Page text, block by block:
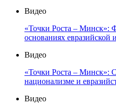
Видео
«Точки Роста – Минск»:
основаниях евразийской
Видео
«Точки Роста – Минск»:
национализме и
Видео